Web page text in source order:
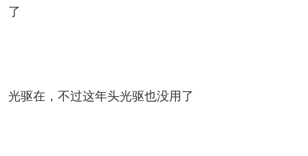
了
光驱在，不过这年头光驱也没用了